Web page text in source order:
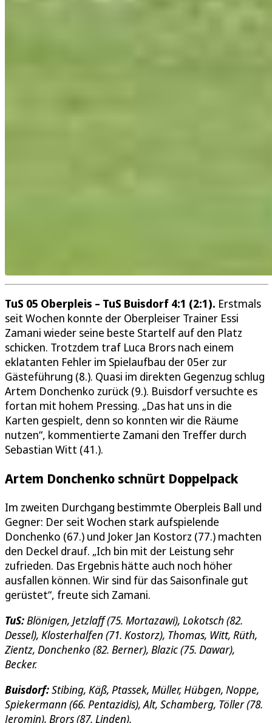
TuS 05 Oberpleis – TuS Buisdorf 4:1 (2:1). Erstmals
seit Wochen konnte der Oberpleiser Trainer Essi
Zamani wieder seine beste Startelf auf den Platz
schicken. Trotzdem traf Luca Brors nach einem
eklatanten Fehler im Spielaufbau der 05er zur
Gästeführung (8.). Quasi im direkten Gegenzug schlug
Artem Donchenko zurück (9.). Buisdorf versuchte es
fortan mit hohem Pressing. „Das hat uns in die
Karten gespielt, denn so konnten wir die Räume
nutzen“, kommentierte Zamani den Treffer durch
Sebastian Witt (41.).
Artem Donchenko schnürt Doppelpack
Im zweiten Durchgang bestimmte Oberpleis Ball und
Gegner: Der seit Wochen stark aufspielende
Donchenko (67.) und Joker Jan Kostorz (77.) machten
den Deckel drauf. „Ich bin mit der Leistung sehr
zufrieden. Das Ergebnis hätte auch noch höher
ausfallen können. Wir sind für das Saisonfinale gut
gerüstet“, freute sich Zamani.
TuS:Blönigen, Jetzlaff (75. Mortazawi), Lokotsch (82.
Dessel), Klosterhalfen (71. Kostorz), Thomas, Witt, Rüth,
Zientz, Donchenko (82. Berner), Blazic (75. Dawar),
Becker.
Buisdorf:Stibing, Käß, Ptassek, Müller, Hübgen, Noppe,
Spiekermann (66. Pentazidis), Alt, Schamberg, Töller (78.
Jeromin), Brors (87. Linden).